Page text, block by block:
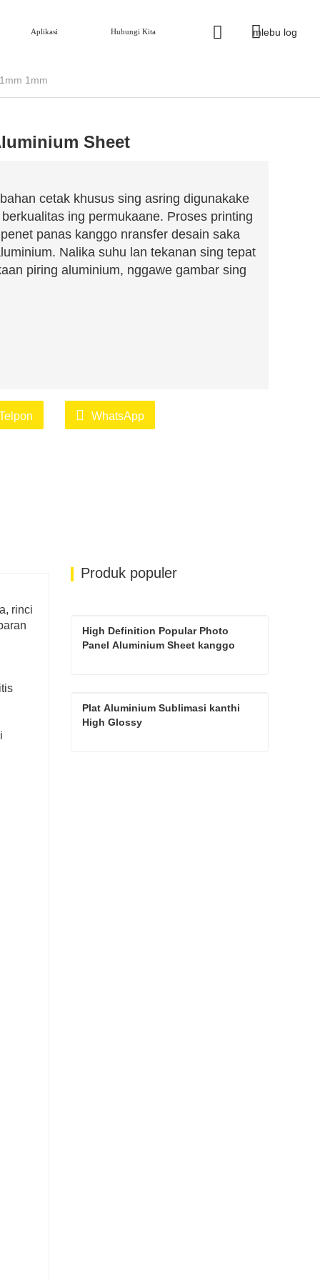
Aplikasi Hubungi Kita mlebu log
1mm
Sheet
cetak khusus sing asring digunakake
ing permukaane. Proses printing
panas kanggo nransfer desain saka
Nalika suhu lan tekanan sing tepat
piring aluminium, nggawe gambar sing
WhatsApp
rinci
Produk populer
High Definition Popular Photo
Panel Aluminium Sheet kanggo
Hubungi Saiki
Plat Aluminium Sublimasi kanthi
High Glossy